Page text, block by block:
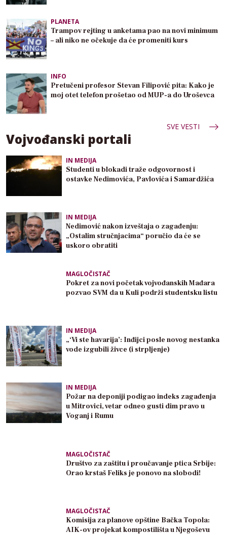
PLANETA
Trampov rejting u anketama pao na novi minimum
– ali niko ne očekuje da će promeniti kurs
INFO
Pretučeni profesor Stevan Filipović pita: Kako je
moj otet telefon prošetao od MUP-a do Uroševca
SVE VESTI
Vojvođanski portali
IN MEDIJA
Studenti u blokadi traže odgovornost i
ostavke Nedimovića, Pavlovića i Samardžića
IN MEDIJA
Nedimović nakon izveštaja o zagađenju:
„Ostalim stručnjacima“ poručio da će se
uskoro obratiti
MAGLOČISTAČ
Pokret za novi početak vojvođanskih Mađara
pozvao SVM da u Kuli podrži studentsku listu
IN MEDIJA
„‘Vi ste havarija’: Inđijci posle novog nestanka
vode izgubili živce (i strpljenje)
IN MEDIJA
Požar na deponiji podigao indeks zagađenja
u Mitrovici, vetar odneo gusti dim pravo u
Voganj i Rumu
MAGLOČISTAČ
Društvo za zaštitu i proučavanje ptica Srbije:
Orao krstaš Feliks je ponovo na slobodi!
MAGLOČISTAČ
Komisija za planove opštine Bačka Topola:
AIK-ov projekat kompostilišta u Njegoševu